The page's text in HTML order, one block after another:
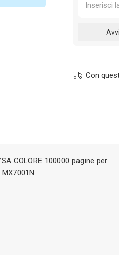
Con
COLORE 100000 pagine per